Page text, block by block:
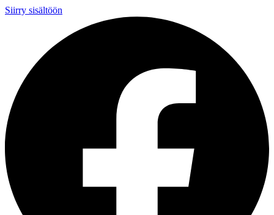
Siirry sisältöön